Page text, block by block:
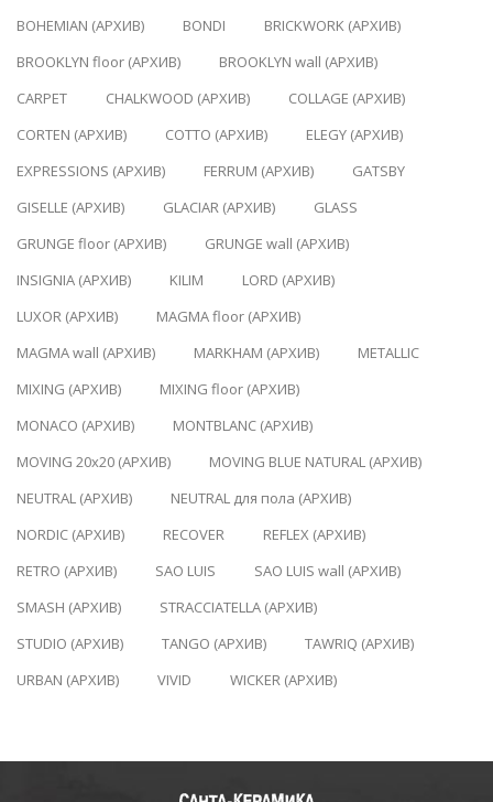
BOHEMIAN (АРХИВ)
BONDI
BRICKWORK (АРХИВ)
BROOKLYN floor (АРХИВ)
BROOKLYN wall (АРХИВ)
CARPET
CHALKWOOD (АРХИВ)
COLLAGE (АРХИВ)
CORTEN (АРХИВ)
COTTO (АРХИВ)
ELEGY (АРХИВ)
EXPRESSIONS (АРХИВ)
FERRUM (АРХИВ)
GATSBY
GISELLE (АРХИВ)
GLACIAR (АРХИВ)
GLASS
GRUNGE floor (АРХИВ)
GRUNGE wall (АРХИВ)
INSIGNIA (АРХИВ)
KILIM
LORD (АРХИВ)
LUXOR (АРХИВ)
MAGMA floor (АРХИВ)
MAGMA wall (АРХИВ)
MARKHAM (АРХИВ)
METALLIC
MIXING (АРХИВ)
MIXING floor (АРХИВ)
MONACO (АРХИВ)
MONTBLANC (АРХИВ)
MOVING 20x20 (АРХИВ)
MOVING BLUE NATURAL (АРХИВ)
NEUTRAL (АРХИВ)
NEUTRAL для пола (АРХИВ)
NORDIC (АРХИВ)
RECOVER
REFLEX (АРХИВ)
RETRO (АРХИВ)
SAO LUIS
SAO LUIS wall (АРХИВ)
SMASH (АРХИВ)
STRACCIATELLA (АРХИВ)
STUDIO (АРХИВ)
TANGO (АРХИВ)
TAWRIQ (АРХИВ)
URBAN (АРХИВ)
VIVID WICKER (АРХИВ)